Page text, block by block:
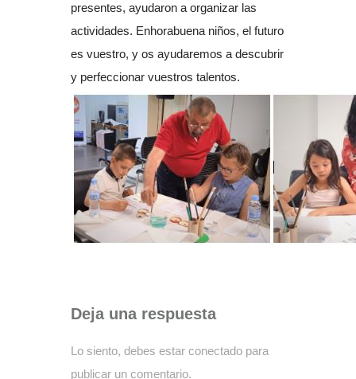
presentes, ayudaron a organizar las
actividades. Enhorabuena niños, el futuro
es vuestro, y os ayudaremos a descubrir
y perfeccionar vuestros talentos.
Deja una respuesta
Lo siento, debes estar conectado para
publicar un comentario.